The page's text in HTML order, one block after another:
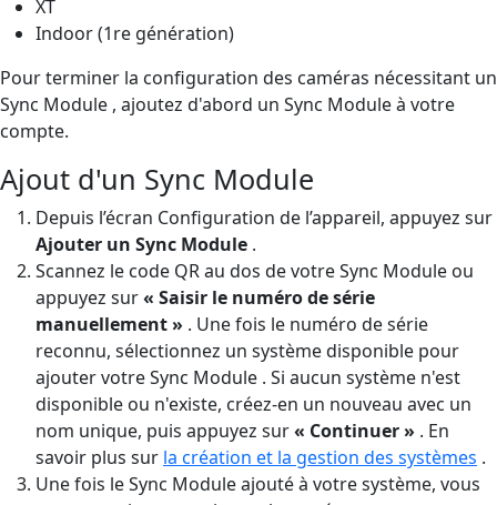
XT
Indoor (1re génération)
Pour terminer la configuration des caméras nécessitant un
Sync Module , ajoutez d'abord un Sync Module à votre
compte.
Ajout d'un Sync Module
Depuis l’écran Configuration de l’appareil, appuyez sur
Ajouter un Sync Module .
Scannez le code QR au dos de votre Sync Module ou
appuyez sur« Saisir le numéro de série
manuellement » . Une fois le numéro de série
reconnu, sélectionnez un système disponible pour
ajouter votre Sync Module . Si aucun système n'est
disponible ou n'existe, créez-en un nouveau avec un
nom unique, puis appuyez sur« Continuer » . En
savoir plus sur la création et la gestion des systèmes .
Une fois le Sync Module ajouté à votre système, vous